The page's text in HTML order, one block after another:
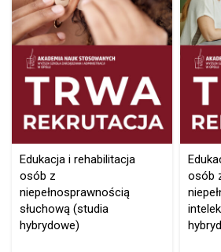
Edukacja i rehabilitacja
osób z
niepełnosprawnością
słuchową (studia
hybrydowe)
osób